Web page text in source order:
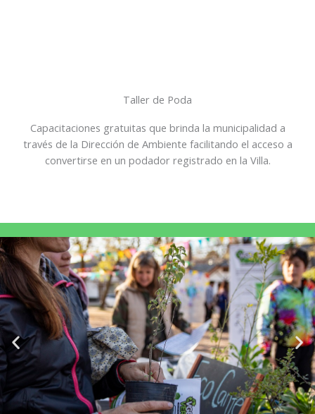
Taller de Poda
Capacitaciones gratuitas que brinda la municipalidad a
través de la Dirección de Ambiente facilitando el acceso a
convertirse en un podador registrado en la Villa.